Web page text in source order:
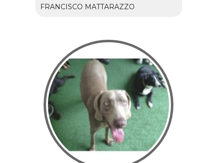
FRANCISCO MATTARAZZO